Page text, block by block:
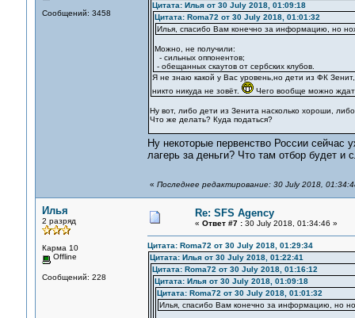
Сообщений: 3458
Цитата: Илья от 30 July 2018, 01:09:18
Цитата: Roma72 от 30 July 2018, 01:01:32
Илья, спасибо Вам конечно за информацию, но
Можно, не получили:
- сильных оппонентов;
- обещанных скаутов от сербских клубов.
Я не знаю какой у Вас уровень,но дети из ФК
никто никуда не зовёт.
Чего вообще можно
Ну вот, либо дети из Зенита насколько хороши,
Что же делать? Куда податься?
Ну некоторые первенство России сейчас
лагерь за деньги? Что там отбор будет и
« Последнее редактирование: 30 July 2018,
Илья
2 разряд
Карма 10
Offline
Сообщений: 228
Re: SFS Agency
« Ответ #7 :30 July 2018, 01:34:46 »
Цитата: Roma72 от 30 July 2018, 01:29:34
Цитата: Илья от 30 July 2018, 01:22:41
Цитата: Roma72 от 30 July 2018, 01:16:12
Цитата: Илья от 30 July 2018, 01:09:18
Цитата: Roma72 от 30 July 2018, 01:01:32
Илья, спасибо Вам конечно за информацию, но